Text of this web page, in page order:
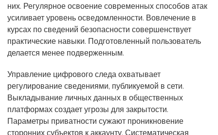
них. Регулярное освоение современных способов атак
усиливает уровень осведомленности. Вовлечение в
курсах по сведений безопасности совершенствует
практические навыки. Подготовленный пользователь
делается менее подверженным.
Управление цифрового следа охватывает
регулирование сведениями, публикуемой в сети.
Выкладывание личных данных в общественных
платформах создает угрозы для закрытости.
Параметры приватности сужают проникновение
сторонних субъектов к аккаунту. Систематическая